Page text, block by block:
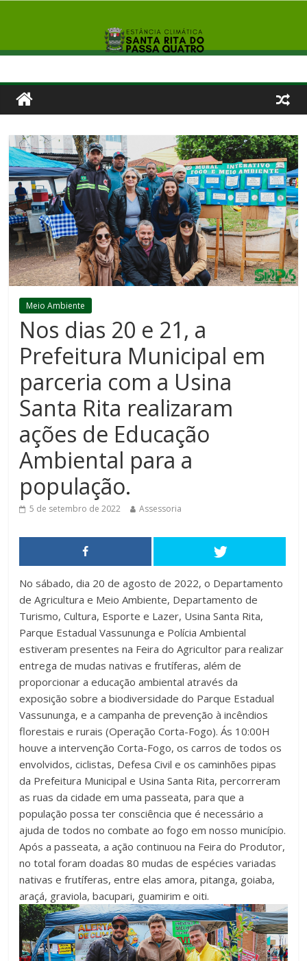
Meio Ambiente
Nos dias 20 e 21, a
Prefeitura Municipal em
parceria com a Usina
Santa Rita realizaram
ações de Educação
Ambiental para a
população.
5 de setembro de 2022 Assessoria
No sábado, dia 20 de agosto de 2022, o Departamento
de Agricultura e Meio Ambiente, Departamento de
Turismo, Cultura, Esporte e Lazer, Usina Santa Rita,
Parque Estadual Vassununga e Polícia Ambiental
estiveram presentes na Feira do Agricultor para realizar
entrega de mudas nativas e frutíferas, além de
proporcionar a educação ambiental através da
exposição sobre a biodiversidade do Parque Estadual
Vassununga, e a campanha de prevenção à incêndios
florestais e rurais (Operação Corta-Fogo). Ás 10:00H
houve a intervenção Corta-Fogo, os carros de todos os
envolvidos, ciclistas, Defesa Civil e os caminhões pipas
da Prefeitura Municipal e Usina Santa Rita, percorreram
as ruas da cidade em uma passeata, para que a
população possa ter consciência que é necessário a
ajuda de todos no combate ao fogo em nosso município.
Após a passeata, a ação continuou na Feira do Produtor,
no total foram doadas 80 mudas de espécies variadas
nativas e frutíferas, entre elas amora, pitanga, goiaba,
araçá, graviola, bacupari, guamirim e oiti.